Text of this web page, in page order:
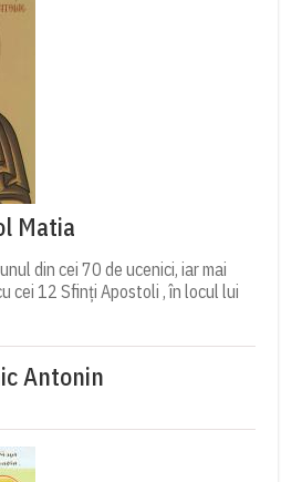
Matia
din cei 70 de ucenici, iar mai
cei 12 Sfinți Apostoli , în locul lui
Antonin